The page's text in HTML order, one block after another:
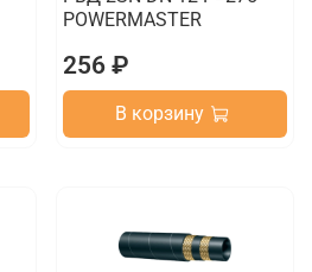
POWERMASTER
256 ₽
В корзину